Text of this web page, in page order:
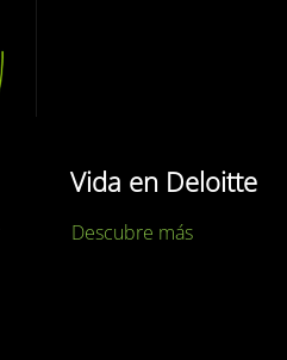
Vida en Deloitte
Descubre más